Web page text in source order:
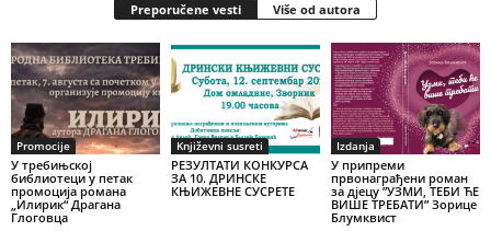
Preporučene vesti Više od autora
Promocije
У требињској
библиотеци у петак
промоција романа
„Илирик“ Драгана
Глоговца
Književni susreti
РЕЗУЛТАТИ КОНКУРСА
ЗА 10. ДРИНСКЕ
КЊИЖЕВНЕ СУСРЕТЕ
Izdanja
У припреми
првонаграђени роман
за дјецу ”УЗМИ, ТЕБИ ЋЕ
ВИШЕ ТРЕБАТИ” Зорице
Блумквист